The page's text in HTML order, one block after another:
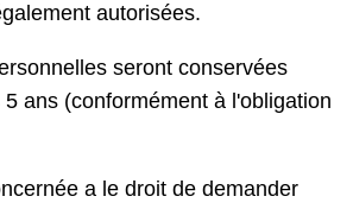
autorisées.
seront conservées
ans (conformément à l'obligation
a le droit de demander